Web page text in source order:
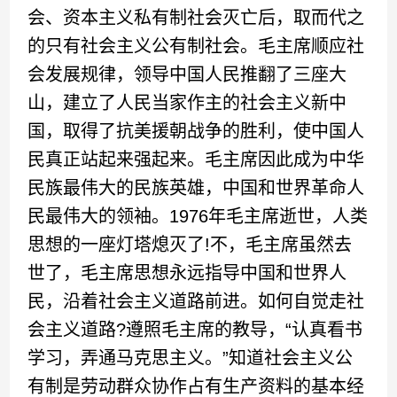
会、资本主义私有制社会灭亡后，取而代之
的只有社会主义公有制社会。毛主席顺应社
会发展规律，领导中国人民推翻了三座大
山，建立了人民当家作主的社会主义新中
国，取得了抗美援朝战争的胜利，使中国人
民真正站起来强起来。毛主席因此成为中华
民族最伟大的民族英雄，中国和世界革命人
民最伟大的领袖。1976年毛主席逝世，人类
思想的一座灯塔熄灭了!不，毛主席虽然去
世了，毛主席思想永远指导中国和世界人
民，沿着社会主义道路前进。如何自觉走社
会主义道路?遵照毛主席的教导，“认真看书
学习，弄通马克思主义。”知道社会主义公
有制是劳动群众协作占有生产资料的基本经